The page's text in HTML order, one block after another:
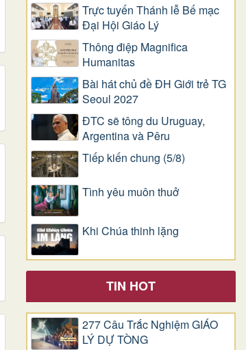
Trực tuyến Thánh lễ Bế mạc
Đại Hội Giáo Lý
Thông điệp Magnifica
Humanitas
Bài hát chủ đề ĐH Giới trẻ TG
Seoul 2027
ĐTC sẽ tông du Uruguay,
Argentina và Pêru
Tiếp kiến chung (5/8)
Tình yêu muôn thuở
Khi Chúa thinh lặng
TIN HOT
277 Câu Trắc Nghiệm GIÁO
LÝ DỰ TÒNG